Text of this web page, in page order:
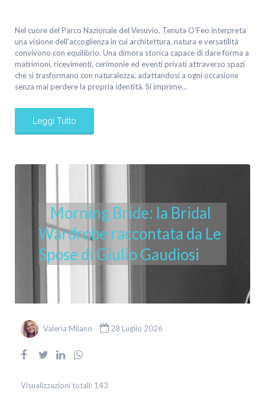
Nel cuore del Parco Nazionale del Vesuvio, Tenuta O’Feo interpreta
una visione dell’accoglienza in cui architettura, natura e versatilità
convivono con equilibrio. Una dimora storica capace di dare forma a
matrimoni, ricevimenti, cerimonie ed eventi privati attraverso spazi
che si trasformano con naturalezza, adattandosi a ogni occasione
senza mai perdere la propria identità. Si imprime…
Leggi Tutto
Morning Bride: la Bridal
Wardrobe raccontata da Le
Spose di Giulio Gaudiosi
Valeria Milano 28 Luglio 2026
Visualizzazioni totali: 143